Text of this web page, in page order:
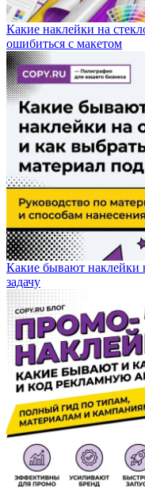
Какие наклейки на
ошибиться с макетом
Какие бывают наклейки
задачу